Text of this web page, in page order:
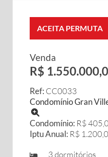
ACEITA PERMUTA
Venda
R$
Ref: CC0033
Condomínio Gran
Condomínio: R$
Iptu Anual: R$
3 dormitórios